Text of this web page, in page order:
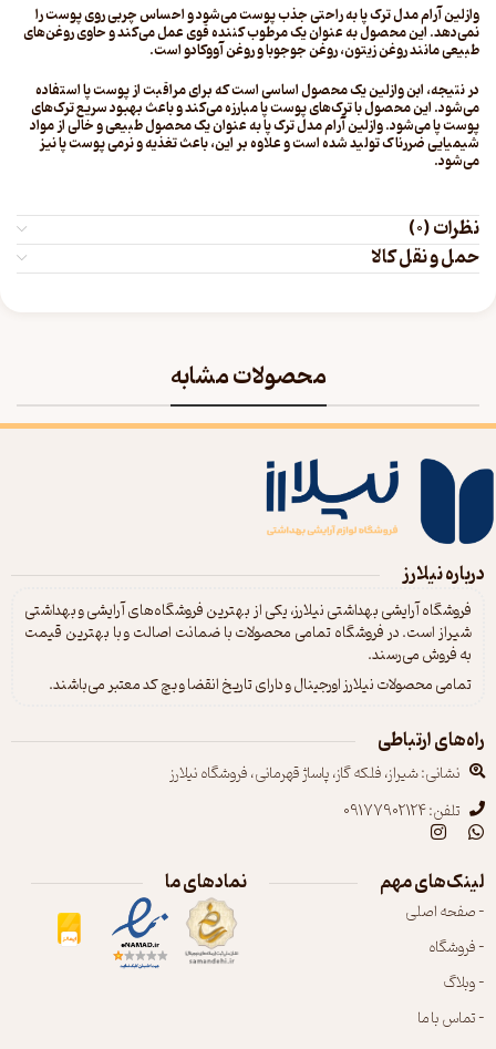
وازلین آرام مدل ترک پا به راحتی جذب پوست می‌شود و احساس چربی روی پوست را
نمی‌دهد. این محصول به عنوان یک مرطوب کننده قوی عمل می‌کند و حاوی روغن‌های
طبیعی مانند روغن زیتون، روغن جوجوبا و روغن آووکادو است.
در نتیجه، ابن وازلین یک محصول اساسی است که برای مراقبت از پوست پا استفاده
می‌شود. این محصول با ترک‌های پوست پا مبارزه می‌کند و باعث بهبود سریع ترک‌های
پوست پا می‌شود. وازلین آرام مدل ترک پا به عنوان یک محصول طبیعی و خالی از مواد
شیمیایی ضررناک تولید شده است و علاوه بر این، باعث تغذیه و نرمی پوست پا نیز
می‌شود.
نظرات (0)
حمل و نقل کالا
محصولات مشابه
درباره نیلارز
فروشگاه آرایشی بهداشتی نیلارز، یکی از بهترین فروشگاه‌های آرایشی و بهداشتی
شیراز است. در فروشگاه تمامی محصولات با ضمانت اصالت و با بهترین قیمت
به فروش می‌رسند.
تمامی محصولات نیلارز اورجینال و دارای تاریخ انقضا و بچ کد معتبر می‌باشند.
لینک‌های مهم
- صفحه اصلی
- فروشگاه
- وبلاگ
- تماس با ما
راه‌های ارتباطی
نشانی: شیراز، فلکه گاز، پاساژ قهرمانی، فروشگاه نیلارز
تلفن: 09177902124
نمادهای ما